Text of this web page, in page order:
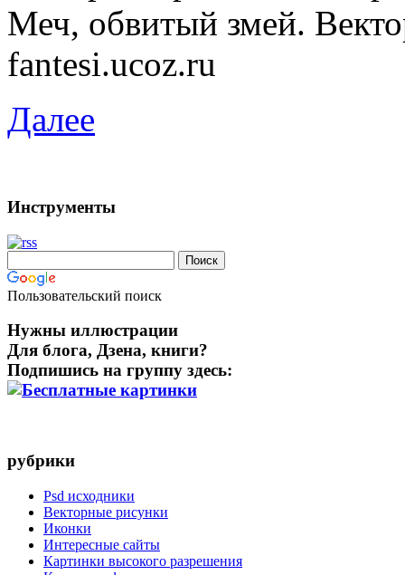
Меч, обвитый змей.
fantesi.ucoz.ru
Далее
Инструменты
Пользовательский поиск
Нужны иллюстрации
Для блога, Дзена, книги?
Подпишись на группу здесь:
рубрики
Psd исходники
Векторные рисунки
Иконки
Интересные сайты
Картинки высокого разрешения